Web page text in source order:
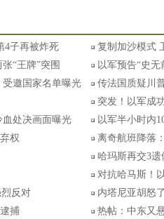
4子再被炸死
复制加沙模式
“王牌”突围
以军预告“史无
邀国家名单曝光
传法国质疑川
突发！以军成
处决画面曝光
以军半小时内
权
离奇航班降落
哈玛斯再交3
对抗哈马斯！
反对
内塔尼亚胡怒
捕
热帖：中东又